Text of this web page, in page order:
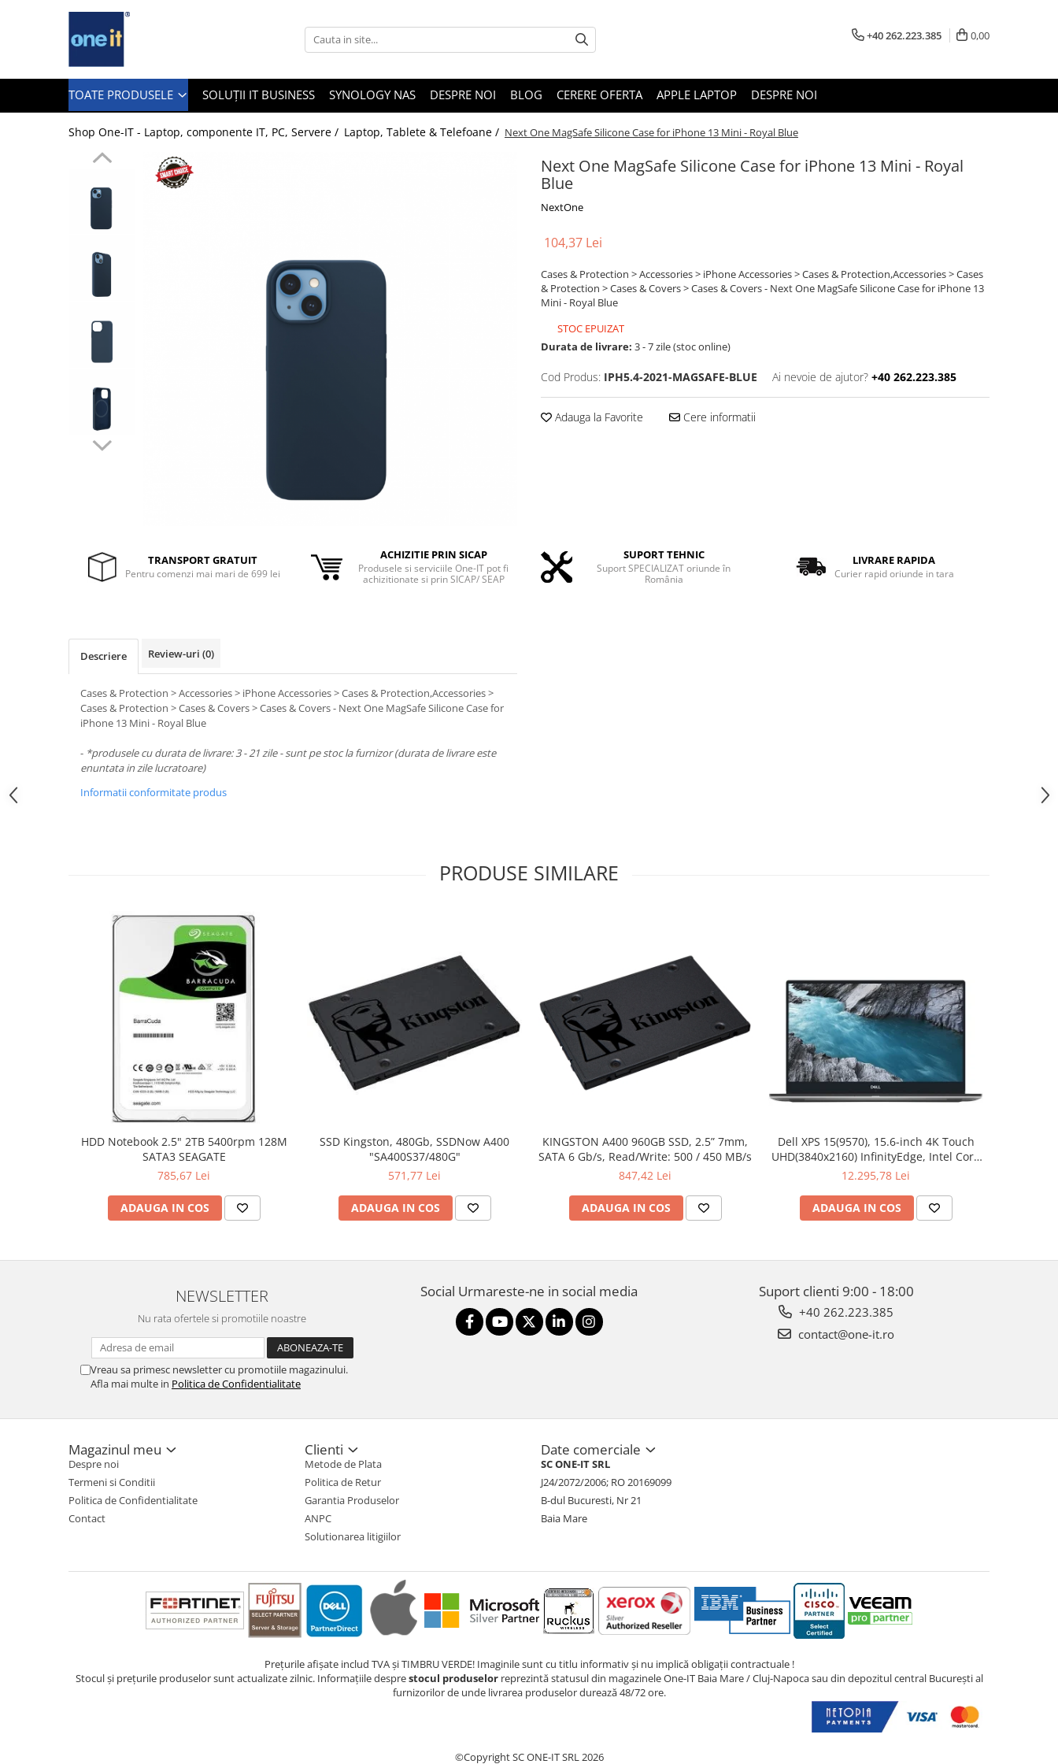
Toate Produsele
Laptop / Notebook
Tablete & accesorii
Telefoane & accesorii
Smartphone IPhone
Tastaturi Gaming
Card Reader
Periferice PC
Mouse
Componente Server
Multifunctionale
Televizoare & accesorii
Multiboard & Accessorii
Multimedia
Cloud si Aplicatii SaaS
+40 262.223.385 0,00
TOATE PRODUSELE SOLUȚII IT BUSINESS SYNOLOGY NAS DESPRE NOI BLOG CERERE OFERTA APPLE LAPTOP DESPRE NOI
Shop One-IT - Laptop, componente IT, PC, Servere / Laptop, Tablete & Telefoane / Next One MagSafe Silicone Case for iPhone 13 Mini - Royal Blue
Next One MagSafe Silicone Case for iPhone 13 Mini - Royal
Blue
NextOne
104,37 Lei
Cases & Protection > Accessories > iPhone Accessories > Cases & Protection,Accessories > Cases
& Protection > Cases & Covers > Cases & Covers - Next One MagSafe Silicone Case for iPhone 13
Mini - Royal Blue
STOC EPUIZAT
Durata de livrare: 3 - 7 zile (stoc online)
Cod Produs: IPH5.4-2021-MAGSAFE-BLUE Ai nevoie de ajutor? +40 262.223.385
Adauga la Favorite Cere informatii
TRANSPORT GRATUIT
Pentru comenzi mai mari de 699 lei
ACHIZITIE PRIN SICAP
Produsele si serviciile One-IT pot fi
achizitionate si prin SICAP/ SEAP
SUPORT TEHNIC
Suport SPECIALIZAT oriunde în
România
LIVRARE RAPIDA
Curier rapid oriunde in tara
Descriere Review-uri (0)
Cases & Protection > Accessories > iPhone Accessories > Cases & Protection,Accessories >
Cases & Protection > Cases & Covers > Cases & Covers - Next One MagSafe Silicone Case for
iPhone 13 Mini - Royal Blue
- *produsele cu durata de livrare: 3 - 21 zile - sunt pe stoc la furnizor (durata de livrare este
enuntata in zile lucratoare)
Informatii conformitate produs
PRODUSE SIMILARE
HDD Notebook 2.5" 2TB 5400rpm 128M
SATA3 SEAGATE
785,67 Lei
ADAUGA IN COS
SSD Kingston, 480Gb, SSDNow A400
"SA400S37/480G"
571,77 Lei
ADAUGA IN COS
KINGSTON A400 960GB SSD, 2.5” 7mm,
SATA 6 Gb/s, Read/Write: 500 / 450 MB/s
847,42 Lei
ADAUGA IN COS
Dell XPS 15(9570), 15.6-inch 4K Touch
UHD(3840x2160) InfinityEdge, Intel Core
i7-8750H, 16GB(2x8GB) DDR4 2666MHz,
1050Ti 4GB, Killer Wifi 802.11ac, BT,
FGPR, Backlit
12.295,78 Lei
ADAUGA IN COS
NEWSLETTER
Nu rata ofertele si promotiile noastre
Vreau sa primesc newsletter cu promotiile magazinului.
Afla mai multe in Politica de Confidentialitate
Social Urmareste-ne in social media Suport clienti 9:00 - 18:00
+40 262.223.385
contact@one-it.ro
Magazinul meu
Despre noi
Termeni si Conditii
Politica de Confidentialitate
Contact
Clienti
Metode de Plata
Politica de Retur
Garantia Produselor
ANPC
Solutionarea litigiilor
Date comerciale
SC ONE-IT SRL
J24/2072/2006; RO 20169099
B-dul Bucuresti, Nr 21
Baia Mare
Prețurile afișate includ TVA și TIMBRU VERDE! Imaginile sunt cu titlu informativ și nu implică obligații contractuale !
Stocul și prețurile produselor sunt actualizate zilnic. Informațiile desprestocul produselorreprezintă statusul din magazinele One-IT Baia Mare / Cluj-Napoca sau din depozitul central București al
furnizorilor de unde livrarea produselor durează 48/72 ore.
©Copyright SC ONE-IT SRL 2026